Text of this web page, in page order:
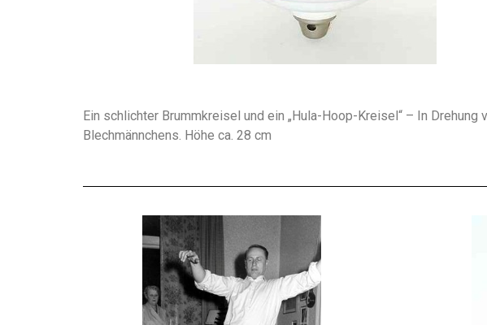
Ein schlichter Brummkreisel und ein „Hula-Hoop-Kreisel“ – In
Blechmännchens. Höhe ca. 28 cm